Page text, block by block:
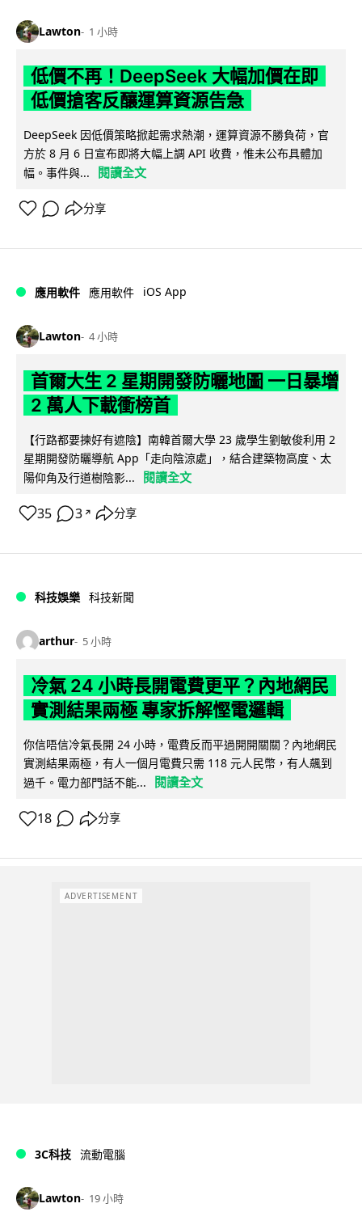
Lawton 1 小時
低價不再！DeepSeek 大幅加價在即
低價搶客反釀運算資源告急
DeepSeek 因低價策略掀起需求熱潮，運算資源不勝負荷，官
方於 8 月 6 日宣布即將大幅上調 API 收費，惟未公布具體加
幅。事件與...
閱讀全文
分享
應用軟件 應用軟件 iOS App
Lawton 4 小時
首爾大生 2 星期開發防曬地圖 一日暴增
2 萬人下載衝榜首
【行路都要揀好有遮陰】南韓首爾大學 23 歲學生劉敏俊利用 2
星期開發防曬導航 App「走向陰涼處」，結合建築物高度、太
陽仰角及行道樹陰影...
閱讀全文
35 3 ↗ 分享
科技娛樂 科技新聞
arthur 5 小時
冷氣 24 小時長開電費更平？內地網民
實測結果兩極 專家拆解慳電邏輯
你信唔信冷氣長開 24 小時，電費反而平過開開關關？內地網民
實測結果兩極，有人一個月電費只需 118 元人民幣，有人飆到
過千。電力部門話不能...
閱讀全文
18 分享
ADVERTISEMENT
3C科技 流動電腦
Lawton 19 小時